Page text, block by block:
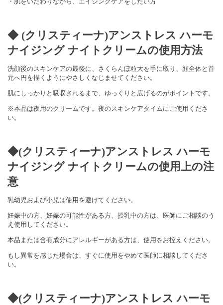
◆ (クリスティーナ)アンストレス ハーモ
ナイジング ナイトクリームの使用方法
洗顔後のスキンケアの最後に、さくらんぼ粒大を手に取り、顔全体と首
元へ円を描くようにやさしくなじませてください。
肌にしっかりと吸収されるまで、ゆっくりと広げるのがポイントです。
※本品は夜用のクリームです。夜のスキンケアタイムにご使用くださ
い。
◆(クリスティーナ)アンストレス ハーモ
ナイジング ナイトクリームの使用上の注
意
乳幼児および小児は使用を避けてください。
妊娠中の方、妊娠の可能性がある方、授乳中の方は、医師にご相談のう
え使用してください。
本品または含有成分にアレルギーがある方は、使用をお控えください。
もし異常を感じた場合は、すぐに使用をやめて医師に相談してくださ
い。
◆(クリスティーナ)アンストレス ハーモ